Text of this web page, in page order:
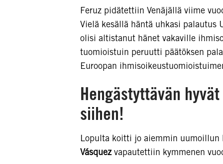
Feruz pidätettiin Venäjällä viime
Vielä kesällä häntä uhkasi palautus
olisi altistanut hänet vakaville
tuomioistuin peruutti päätöksen
Euroopan
Hengästyttävän
siihen!
Lopulta koitti jo aiemmin uumoillun
Vásquezvapautettiin kymmenen